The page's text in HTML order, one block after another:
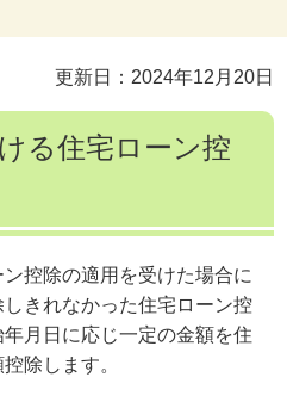
更新日：2024年12月20日
る住宅ローン控
控除の適用を受けた場合に
きれなかった住宅ローン控
月日に応じ一定の金額を住
除します。